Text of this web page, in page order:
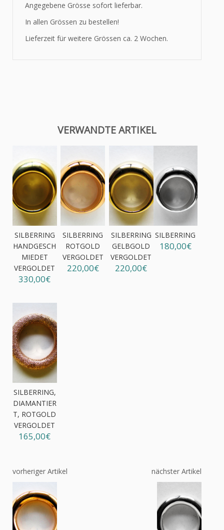
Angegebene Grösse sofort lieferbar.
In allen Grössen zu bestellen!
Lieferzeit für weitere Grössen ca. 2 Wochen.
VERWANDTE ARTIKEL
SILBERRING
HANDGESCH
MIEDET
VERGOLDET
330,00€
SILBERRING
ROTGOLD
VERGOLDET
220,00€
SILBERRING
GELBGOLD
VERGOLDET
220,00€
SILBERRING
180,00€
SILBERRING,
DIAMANTIER
T, ROTGOLD
VERGOLDET
165,00€
vorheriger Artikel nächster Artikel